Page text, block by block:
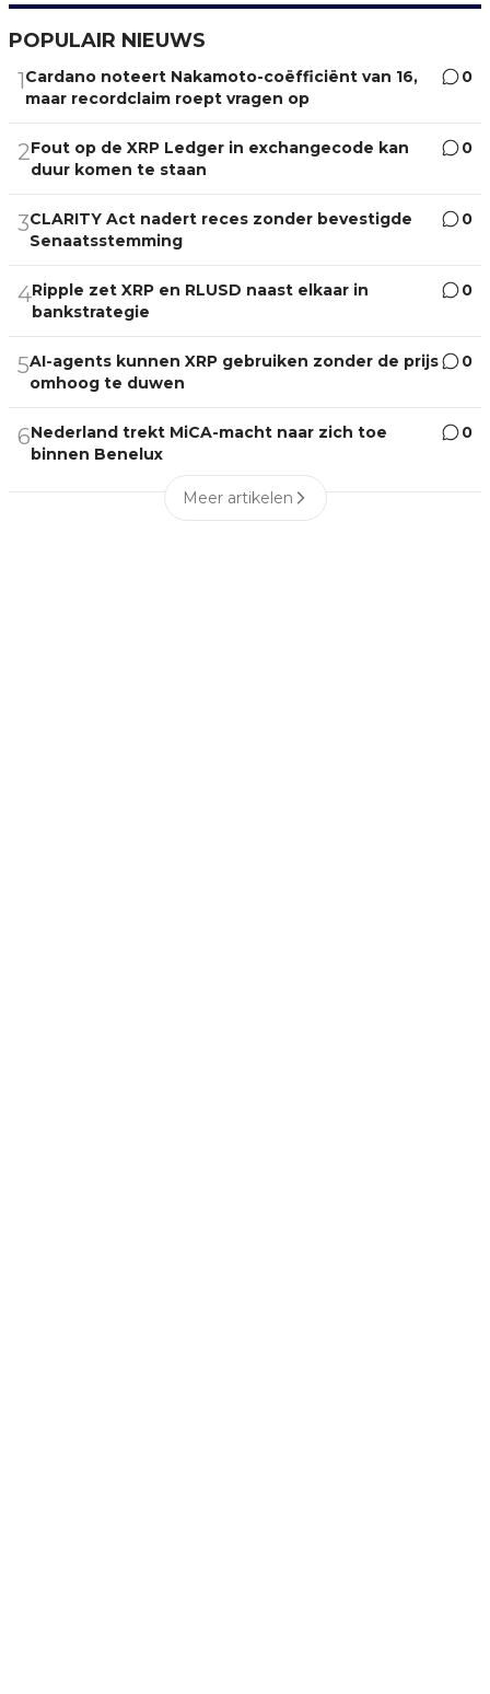
POPULAIR NIEUWS
1Cardano noteert Nakamoto-coëfficiënt van 16,
maar recordclaim roept vragen op
0
2Fout op de XRP Ledger in exchangecode kan
duur komen te staan
0
3CLARITY Act nadert reces zonder bevestigde
Senaatsstemming
0
4Ripple zet XRP en RLUSD naast elkaar in
bankstrategie
0
5AI-agents kunnen XRP gebruiken zonder de prijs
omhoog te duwen
0
6Nederland trekt MiCA-macht naar zich toe
binnen Benelux
0
Meer artikelen